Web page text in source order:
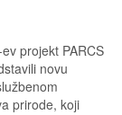
projekt PARCS
novu
prirode, koji